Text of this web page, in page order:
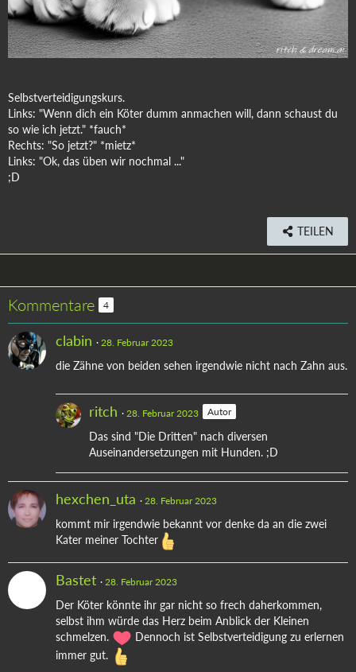
Selbstverteidigungskurs.
Links: "Wenn dich ein Köter dumm anmachen will, dann schaust du
so wie ich jetzt." *fauch*
Rechts: "So jetzt?" *mietz*
Links: "Ok, das üben wir nochmal ..."
;D
TEILEN
Kommentare 4
clabin 28. Februar 2023
die Zähne von beiden sehen irgendwie nicht nach Zahn aus.
ritch 28. Februar 2023 Autor
Das sind "Die Dritten" nach diversen
Auseinandersetzungen mit Hunden. ;D
hexchen_uta 28. Februar 2023
kommt mir irgendwie bekannt vor denke da an die zwei
Kater meiner Tochter
Bastet 28. Februar 2023
Der Köter könnte ihr gar nicht so frech daherkommen,
selbst ihm würde das Herz beim Anblick der Kleinen
schmelzen.
Dennoch ist Selbstverteidigung zu erlernen
immer gut.